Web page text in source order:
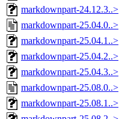
markdownpart-24.12.3..>
markdownpart-25.04.0..>
markdownpart-25.04.1..>
markdownpart-25.04.2..>
markdownpart-25.04.3..>
markdownpart-25.08.0..>
markdownpart-25.08.1..>